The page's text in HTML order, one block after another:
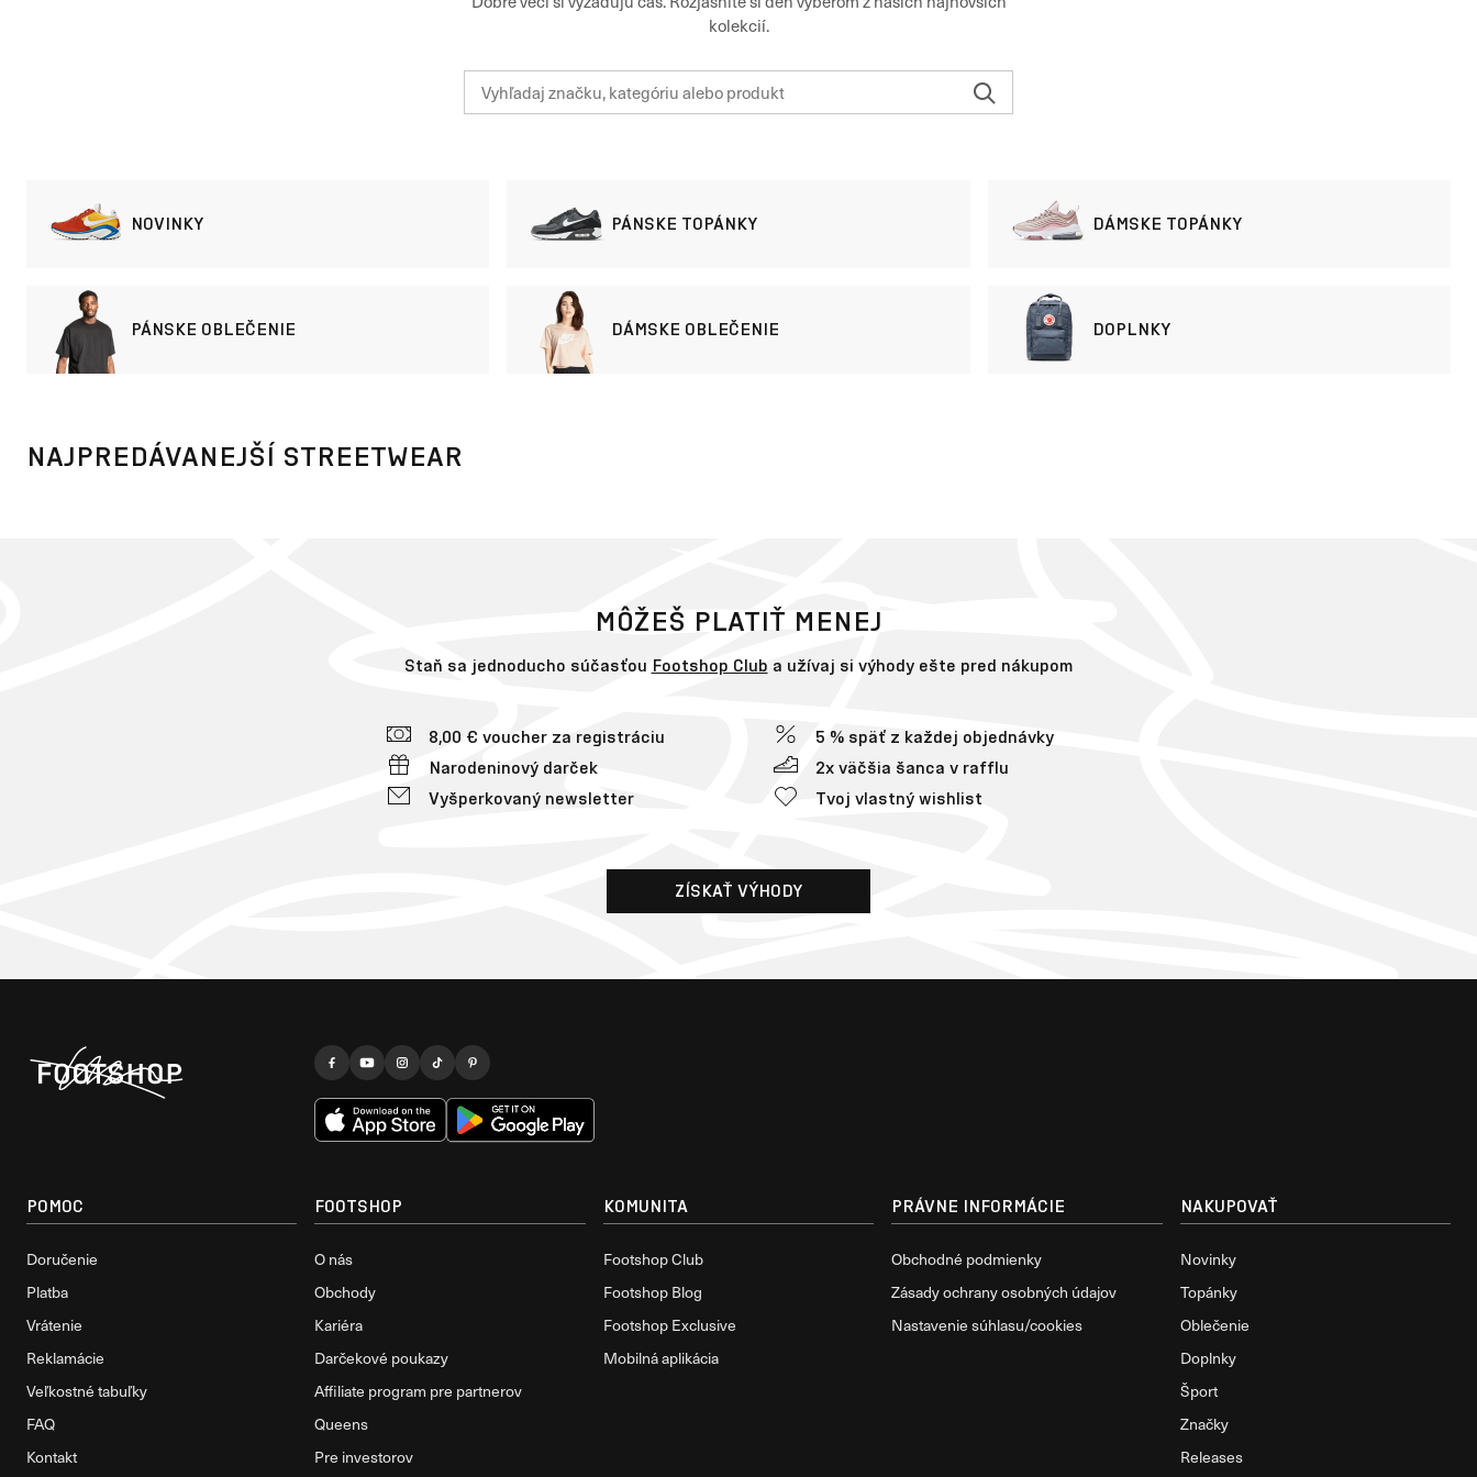
kolekcií.
NOVINKY PÁNSKE TOPÁNKY DÁMSKE TOPÁNKY
PÁNSKE OBLEČENIE DÁMSKE OBLEČENIE DOPLNKY
NAJPREDÁVANEJŠÍ STREETWEAR
MÔŽEŠ PLATIŤ MENEJ
Staň sa jednoducho súčasťou Footshop Club a užívaj si výhody ešte pred nákupom
8,00 € voucher za registráciu
5 % späť z každej objednávky
Narodeninový darček
2x väčšia šanca v rafflu
Vyšperkovaný newsletter
Tvoj vlastný wishlist
ZÍSKAŤ VÝHODY
POMOC
Doručenie
Platba
Vrátenie
Reklamácie
Veľkostné tabuľky
FAQ
Kontakt
FOOTSHOP
O nás
Obchody
Kariéra
Darčekové poukazy
Affiliate program pre partnerov
Queens
Pre investorov
KOMUNITA
Footshop Club
Footshop Blog
Footshop Exclusive
Mobilná aplikácia
PRÁVNE INFORMÁCIE
Obchodné podmienky
Zásady ochrany osobných údajov
Nastavenie súhlasu/cookies
NAKUPOVAŤ
Novinky
Topánky
Oblečenie
Doplnky
Šport
Značky
Releases